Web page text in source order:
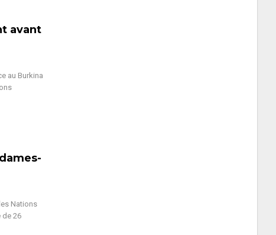
avant
au Burkina
Nations
de 26